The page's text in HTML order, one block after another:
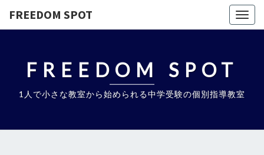
FREEDOM SPOT
FREEDOM SPOT
1人で小さな教室から始められる中学受験の個別指導教室